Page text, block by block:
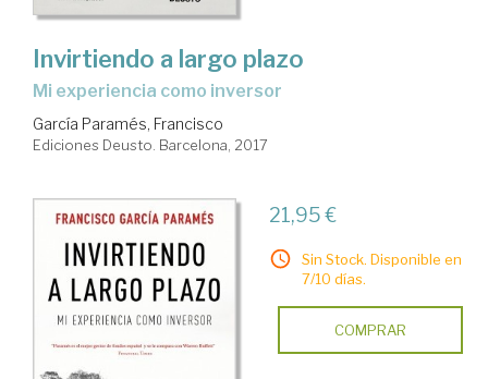
Invirtiendo a largo plazo
mi experiencia como inversor
García Paramés, Francisco
Ediciones Deusto. Barcelona, 2017
21,95 €
Sin Stock. Disponible en
7/10 días.
COMPRAR